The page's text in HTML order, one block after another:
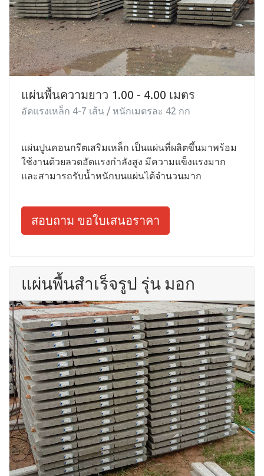
แผ่นพื้นความยาว 1.00 - 4.00 เมตร
อัดแรงเหล็ก 4-7 เส้น / หนักเมตรละ 42 กก
แผ่นปูนคอนกรีตเสริมเหล็ก เป็นแผ่นที่ผลิตขึ้นมาพร้อม
ใช้งานด้วยลวดอัดแรงกำลังสูง มีความแข็งแรงมาก
และสามารถรับน้ำหนักบนแผ่นได้จำนวนมาก
สอบถาม ขอใบเสนอราคา
แผ่นพื้นสำเร็จรูป รุ่น มอก